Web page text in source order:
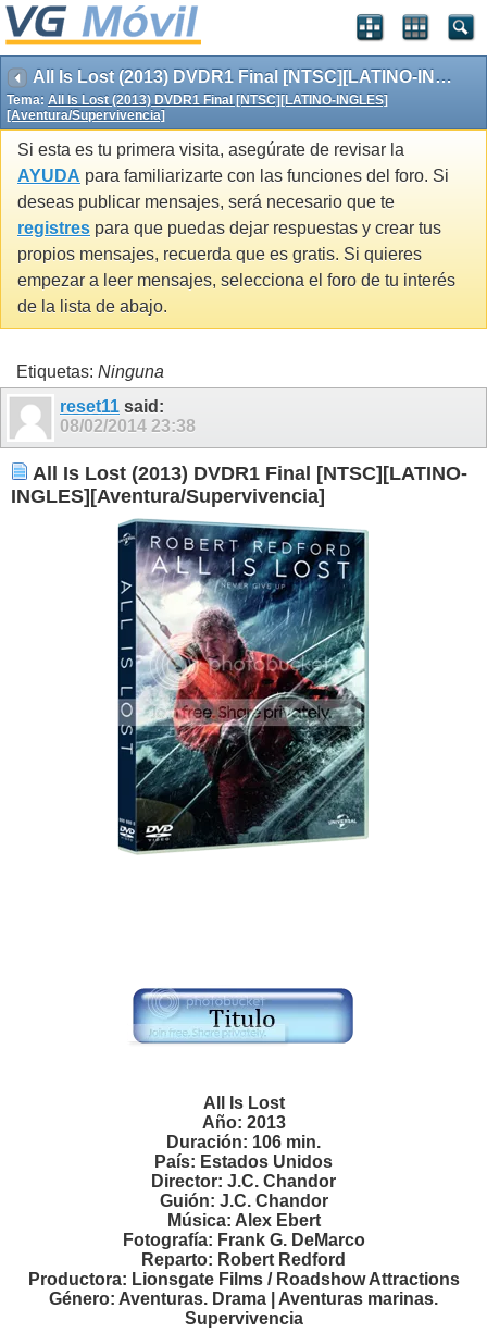
All Is Lost (2013) DVDR1 Final [NTSC][LATINO-INGLES][Aventura/Supervivencia]
Tema: All Is Lost (2013) DVDR1 Final [NTSC][LATINO-INGLES]
[Aventura/Supervivencia]
Si esta es tu primera visita, asegúrate de revisar la
AYUDA para familiarizarte con las funciones del foro. Si
deseas publicar mensajes, será necesario que te
registres para que puedas dejar respuestas y crear tus
propios mensajes, recuerda que es gratis. Si quieres
empezar a leer mensajes, selecciona el foro de tu interés
de la lista de abajo.
Etiquetas: Ninguna
reset11 said:
08/02/2014 23:38
All Is Lost (2013) DVDR1 Final [NTSC][LATINO-
INGLES][Aventura/Supervivencia]
All Is Lost
Año: 2013
Duración: 106 min.
País: Estados Unidos
Director: J.C. Chandor
Guión: J.C. Chandor
Música: Alex Ebert
Fotografía: Frank G. DeMarco
Reparto: Robert Redford
Productora: Lionsgate Films / Roadshow Attractions
Género: Aventuras. Drama | Aventuras marinas.
Supervivencia